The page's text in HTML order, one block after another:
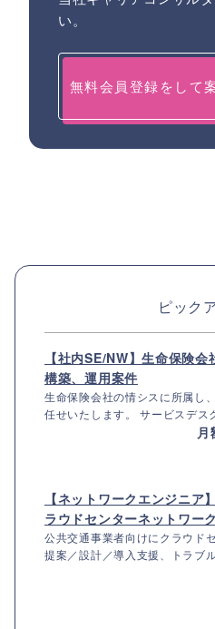
い。
無料会員登録をして
ピック
【社内SE/NW】生命保険
構築、運用案件
生命保険会社の情シスに所属し
任せいたします。 サービスデス
月
【ネットワークエンジニア
ラウドセンターネットワー
公共交通事業者向けにクラウド
提案／設計／導入支援、トラブ